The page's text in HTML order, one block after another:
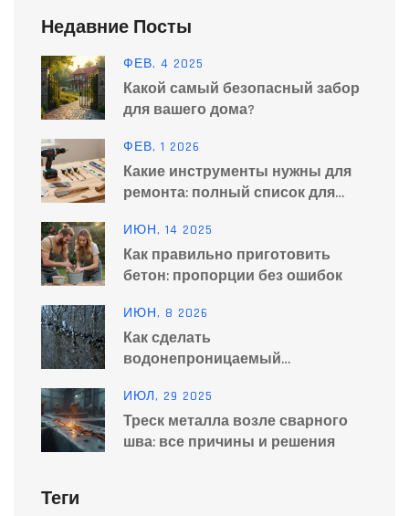
Недавние Посты
ФЕВ, 4 2025
Какой самый безопасный забор
для вашего дома?
ФЕВ, 1 2026
Какие инструменты нужны для
ремонта: полный список для
ИЮН, 14 2025
Как правильно приготовить
бетон: пропорции без ошибок
ИЮН, 8 2026
Как сделать
водонепроницаемый
инструкция и составы
ИЮЛ, 29 2025
Треск металла возле сварного
шва: все причины и решения
Теги